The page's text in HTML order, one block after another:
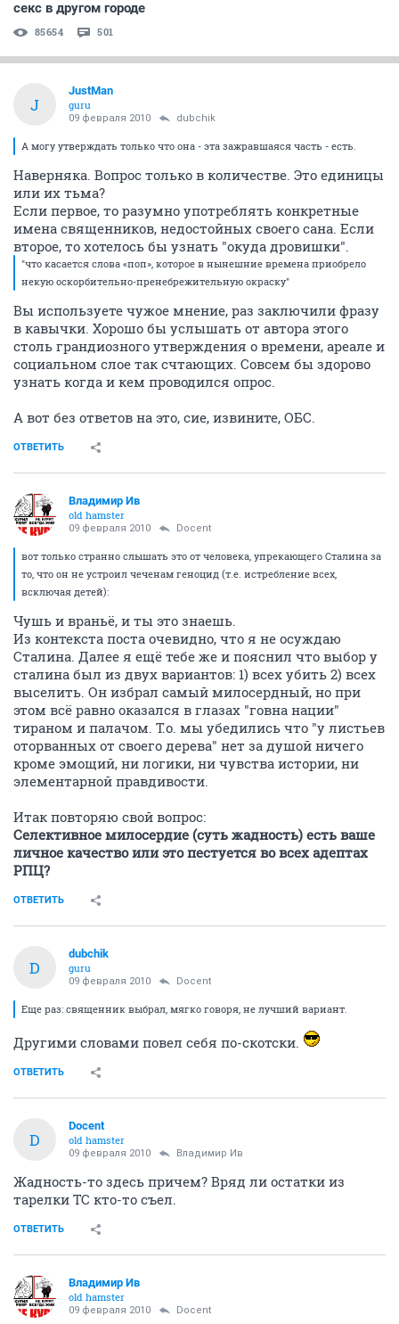
секс в другом городе
85654 501
J
JustMan
guru
09 февраля 2010 dubchik
А могу утверждать только что она - эта зажравшаяся часть - есть.
Наверняка. Вопрос только в количестве. Это единицы
или их тьма?
Если первое, то разумно употреблять конкретные
имена священников, недостойных своего сана. Если
второе, то хотелось бы узнать "окуда дровишки".
"что касается слова «поп», которое в нынешние времена приобрело
некую оскорбительно-пренебрежительную окраску"
Вы используете чужое мнение, раз заключили фразу
в кавычки. Хорошо бы услышать от автора этого
столь грандиозного утверждения о времени, ареале и
социальном слое так счтающих. Совсем бы здорово
узнать когда и кем проводился опрос.
А вот без ответов на это, сие, извините, ОБС.
ОТВЕТИТЬ
Владимир Ив
old hamster
09 февраля 2010 Docent
вот только странно слышать это от человека, упрекающего Сталина за
то, что он не устроил чеченам геноцид (т.е. истребление всех,
всключая детей):
Чушь и враньё, и ты это знаешь.
Из контекста поста очевидно, что я не осуждаю
Сталина. Далее я ещё тебе же и пояснил что выбор у
сталина был из двух вариантов: 1) всех убить 2) всех
выселить. Он избрал самый милосердный, но при
этом всё равно оказался в глазах "говна нации"
тираном и палачом. Т.о. мы убедились что "у листьев
оторванных от своего дерева" нет за душой ничего
кроме эмощий, ни логики, ни чувства истории, ни
элементарной правдивости.
Итак повторяю свой вопрос:
Селективное милосердие (суть жадность) есть ваше
личное качество или это пестуется во всех адептах
РПЦ?
ОТВЕТИТЬ
D
dubchik
guru
09 февраля 2010 Docent
Еще раз: священник выбрал, мягко говоря, не лучший вариант.
Другими словами повел себя по-скотски.
ОТВЕТИТЬ
D
Docent
old hamster
09 февраля 2010 Владимир Ив
Жадность-то здесь причем? Вряд ли остатки из
тарелки ТС кто-то съел.
ОТВЕТИТЬ
Владимир Ив
old hamster
09 февраля 2010 Docent